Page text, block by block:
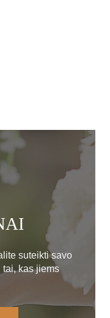
suteikti savo
kas jiems